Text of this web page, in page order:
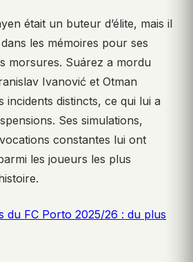
était un buteur d’élite, mais il
les mémoires pour ses
morsures. Suárez a mordu
Ivanović et Otman
incidents distincts, ce qui lui a
Ses simulations,
constantes lui ont
les joueurs les plus
du FC Porto 2025/26 : du plus